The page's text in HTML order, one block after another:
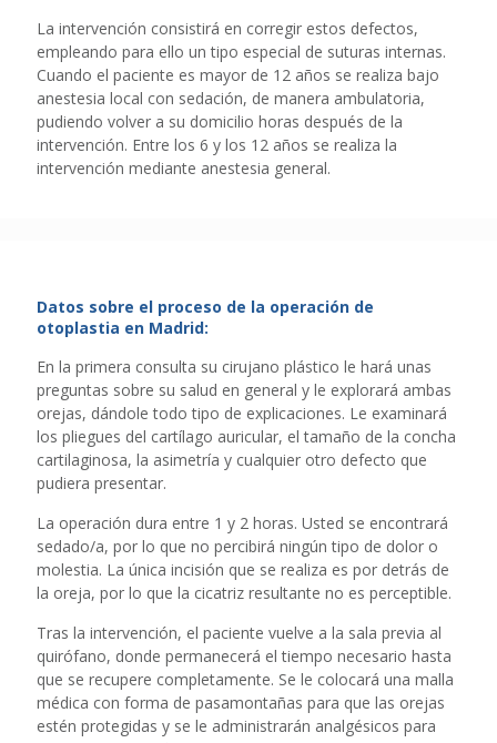
La intervención consistirá en corregir estos defectos,
empleando para ello un tipo especial de suturas internas.
Cuando el paciente es mayor de 12 años se realiza bajo
anestesia local con sedación, de manera ambulatoria,
pudiendo volver a su domicilio horas después de la
intervención. Entre los 6 y los 12 años se realiza la
intervención mediante anestesia general.
Datos sobre el proceso de la operación de
otoplastia en Madrid:
En la primera consulta su cirujano plástico le hará unas
preguntas sobre su salud en general y le explorará ambas
orejas, dándole todo tipo de explicaciones. Le examinará
los pliegues del cartílago auricular, el tamaño de la concha
cartilaginosa, la asimetría y cualquier otro defecto que
pudiera presentar.
La operación dura entre 1 y 2 horas. Usted se encontrará
sedado/a, por lo que no percibirá ningún tipo de dolor o
molestia. La única incisión que se realiza es por detrás de
la oreja, por lo que la cicatriz resultante no es perceptible.
Tras la intervención, el paciente vuelve a la sala previa al
quirófano, donde permanecerá el tiempo necesario hasta
que se recupere completamente. Se le colocará una malla
médica con forma de pasamontañas para que las orejas
estén protegidas y se le administrarán analgésicos para